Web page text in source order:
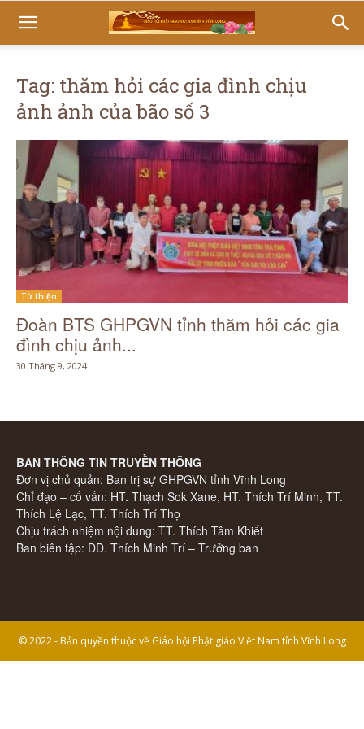
Tag: thăm hỏi các gia đình chịu
ảnh ảnh của bão số 3
Từ thiện
Đoàn BTS GHPGVN tỉnh thăm hỏi các gia
đình chịu ảnh...
30 Tháng 9, 2024
BAN THÔNG TIN TRUYỀN THÔNG
Đơn vị chủ quản: Ban trị sự GHPGVN tỉnh Vĩnh Long
Chỉ đạo – cố vấn: HT. Thạch Sok Xane, HT. Thích Trí Minh, TT.
Thích Lệ Lạc, TT. Thích Trí Thọ
Chịu trách nhiệm nội dung: TT. Thích Tâm Khiết
Ban biên tập: ĐĐ. Thích Minh Trí – Trưởng ban
© 2022 - Bản quyền thuộc về Giáo hội Phật giáo Việt Nam tỉnh Vĩnh Long